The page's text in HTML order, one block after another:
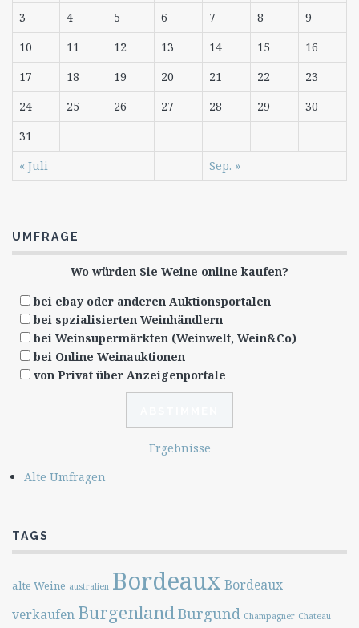
3
4 5 6 7 8
9
10
11 12 13 14 15
16
17
18 19 20 21 22
23
24
25 26 27 28 29
30
31
« Juli
Sep. »
UMFRAGE
Wo würden Sie Weine online kaufen?
bei ebay oder anderen Auktionsportalen
bei spzialisierten Weinhändlern
bei Weinsupermärkten (Weinwelt, Wein&Co)
bei Online Weinauktionen
von Privat über Anzeigenportale
Ergebnisse
Alte Umfragen
TAGS
alte Weine australien Bordeaux Bordeaux
verkaufen BurgenlandBurgund Champagner Chateau